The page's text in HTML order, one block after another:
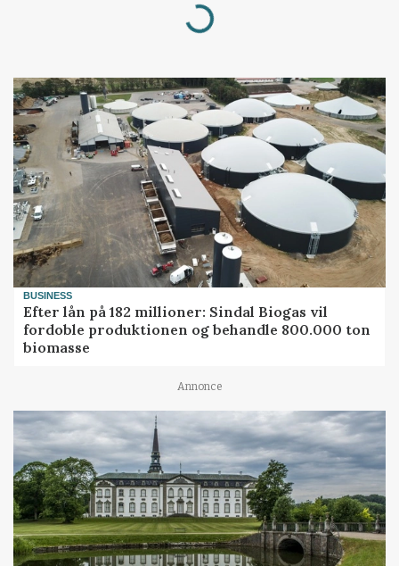
Loading...
BUSINESS
Efter lån på 182 millioner: Sindal Biogas vil
fordoble produktionen og behandle 800.000 ton
biomasse
Annonce